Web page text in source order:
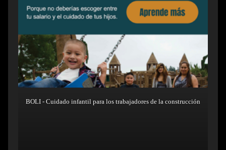
BOLI - Cuidado infantil para los trabajadores de la construcción